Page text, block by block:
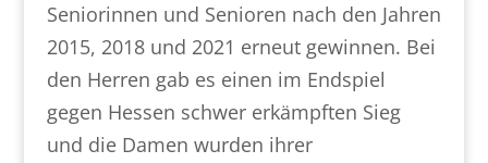
Seniorinnen und Senioren nach den Jahren
2015, 2018 und 2021 erneut gewinnen. Bei
den Herren gab es einen im Endspiel
gegen Hessen schwer erkämpften Sieg
und die Damen wurden ihrer